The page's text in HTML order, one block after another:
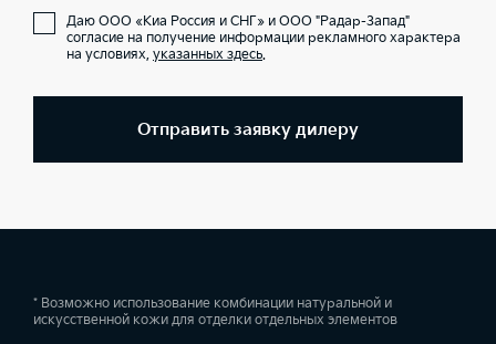
Даю ООО «Киа Россия и СНГ» и ООО "Радар-Запад"
согласие на получение информации рекламного характера
на условиях, указанных здесь.
Отправить заявку дилеру
* Возможно использование комбинации натуральной и
искусственной кожи для отделки отдельных элементов